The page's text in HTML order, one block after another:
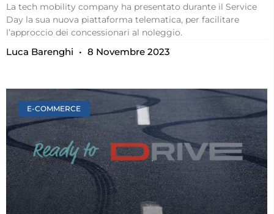
La tech mobility company ha presentato durante il Service
Day la sua nuova piattaforma telematica, per facilitare
l’approccio dei concessionari al noleggio.
Luca Barenghi 8 Novembre 2023
E-COMMERCE